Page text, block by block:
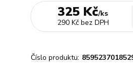
325 Kč/ks
290 Kč bez DPH
Číslo produktu: